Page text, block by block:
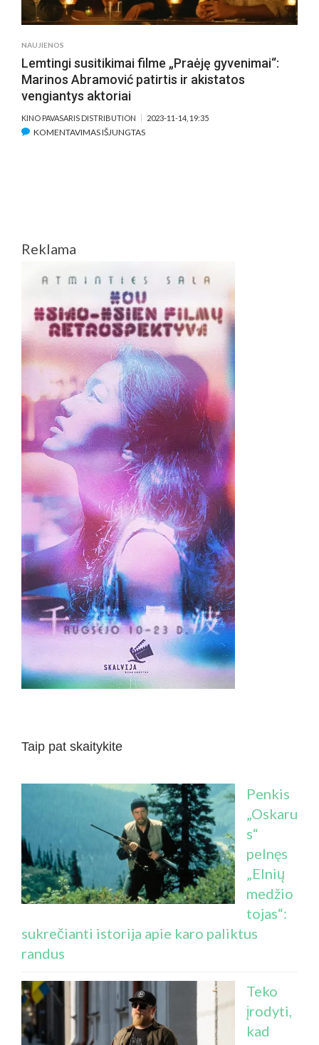
NAUJIENOS
Lemtingi susitikimai filme „Praėję gyvenimai“:
Marinos Abramović patirtis ir akistatos
vengiantys aktoriai
KINO PAVASARIS DISTRIBUTION 2023-11-14, 19:35
KOMENTAVIMAS IŠJUNGTASĮRAŠE
AKISTATOS
VENGIANTYS
AKTORIAI
Reklama
Taip pat skaitykite
Penkis
„Oskaru
s“
pelnęs
„Elnių
medžio
tojas“:
sukrečianti istorija apie karo paliktus
randus
Teko
įrodyti,
kad